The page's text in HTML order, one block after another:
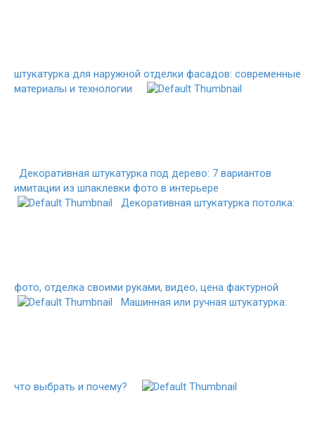
штукатурка для наружной отделки фасадов: современные
материалы и технологии
Декоративная штукатурка под дерево: 7 вариантов
имитации из шпаклевки фото в интерьере
Декоративная штукатурка потолка:
фото, отделка своими руками, видео, цена фактурной
Машинная или ручная штукатурка:
что выбрать и почему?